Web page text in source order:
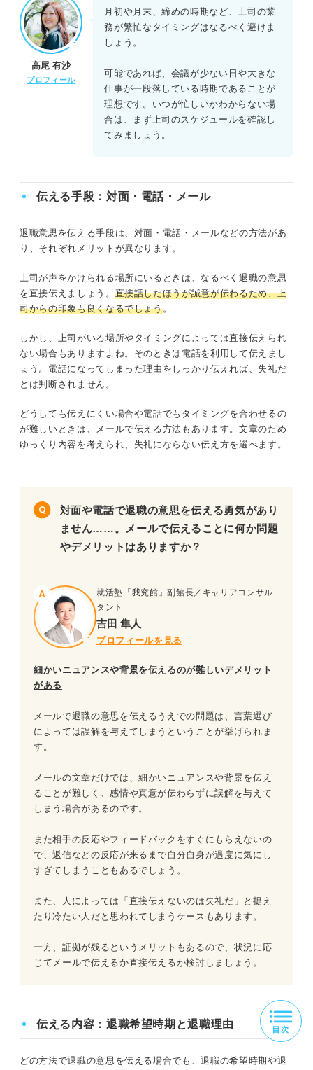
高尾 有沙
プロフィール
月初や月末、締めの時期など、上司の業
務が繁忙なタイミングはなるべく避けま
しょう。
可能であれば、会議が少ない日や大きな
仕事が一段落している時期であることが
理想です。いつが忙しいかわからない場
合は、まず上司のスケジュールを確認し
てみましょう。
伝える手段：対面・電話・メール
退職意思を伝える手段は、対面・電話・メールなどの方法があ
り、それぞれメリットが異なります。
上司が声をかけられる場所にいるときは、なるべく退職の意思
を直接伝えましょう。 直接話したほうが誠意が伝わるため、上
司からの印象も良くなるでしょう。
しかし、上司がいる場所やタイミングによっては直接伝えられ
ない場合もありますよね。そのときは電話を利用して伝えまし
ょう。電話になってしまった理由をしっかり伝えれば、失礼だ
とは判断されません。
どうしても伝えにくい場合や電話でもタイミングを合わせるの
が難しいときは、メールで伝える方法もあります。文章のため
ゆっくり内容を考えられ、失礼にならない伝え方を選べます。
対面や電話で退職の意思を伝える勇気があり
ません……。メールで伝えることに何か問題
やデメリットはありますか？
就活塾「我究館」副館長／キャリアコンサル
タント
吉田 隼人
プロフィールを見る
細かいニュアンスや背景を伝えるのが難しいデメリット
がある
メールで退職の意思を伝えるうえでの問題は、言葉選び
によっては誤解を与えてしまうということが挙げられま
す。
メールの文章だけでは、細かいニュアンスや背景を伝え
ることが難しく、感情や真意が伝わらずに誤解を与えて
しまう場合があるのです。
また相手の反応やフィードバックをすぐにもらえないの
で、返信などの反応が来るまで自分自身が過度に気にし
すぎてしまうこともあるでしょう。
また、人によっては「直接伝えないのは失礼だ」と捉え
たり冷たい人だと思われてしまうケースもあります。
一方、証拠が残るというメリットもあるので、状況に応
じてメールで伝えるか直接伝えるか検討しましょう。
伝える内容：退職希望時期と退職理由
どの方法で退職の意思を伝える場合でも、退職の希望時期や退